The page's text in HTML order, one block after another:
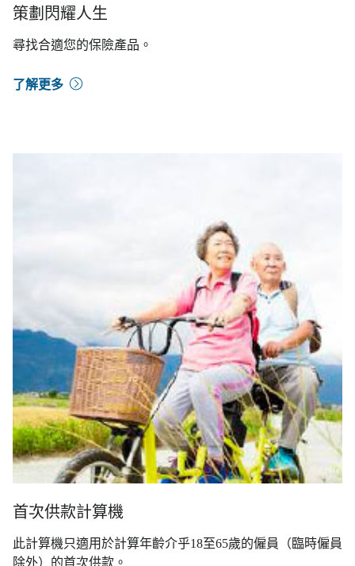
策劃閃耀人生
尋找合適您的保險產品。
了解更多
首次供款計算機
此計算機只適用於計算年齡介乎18至65歲的僱員（臨時僱員
除外）的首次供款。